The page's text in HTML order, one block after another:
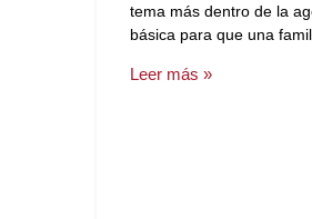
tema más dentro de la
básica para que una
Leer más »